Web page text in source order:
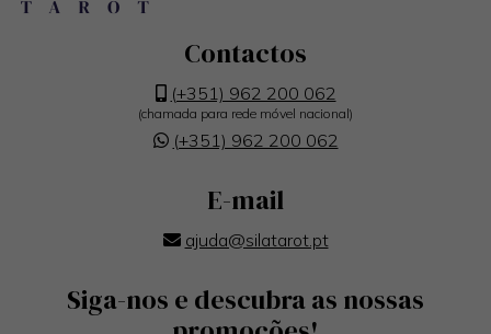
Contactos
(+351) 962 200 062
(chamada para rede móvel nacional)
(+351) 962 200 062
E-mail
ajuda@silatarot.pt
Siga-nos e descubra as nossas